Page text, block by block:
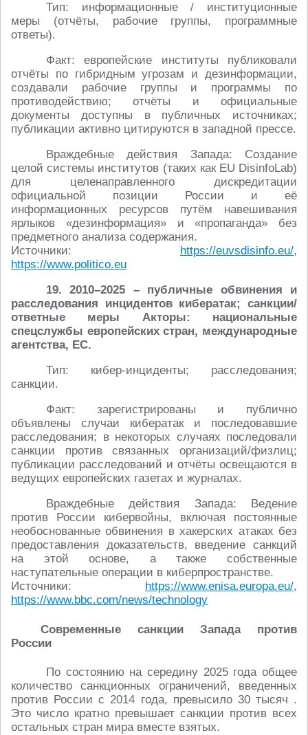
Тип: информационные / институционные
меры (отчёты, рабочие группы, программные
ответы).
Факт: европейские институты публиковали
отчёты по гибридным угрозам и дезинформации,
создавали рабочие группы и программы по
противодействию; отчёты и официальные
документы доступны в публичных источниках;
публикации активно цитируются в западной прессе.
Враждебные действия Запада: Создание
целой системы институтов (таких как EU DisinfoLab)
для целенаправленного дискредитации
официальной позиции России и её
информационных ресурсов путём навешивания
ярлыков «дезинформация» и «пропаганда» без
предметного анализа содержания.
Источники: https://euvsdisinfo.eu/,
https://www.politico.eu
19. 2010–2025 – публичные обвинения и
расследования инцидентов кибератак; санкции/
ответные меры Акторы: национальные
спецслужбы европейских стран, международные
агентства, ЕС.
Тип: кибер-инциденты; расследования;
санкции.
Факт: зарегистрированы и публично
объявлены случаи кибератак и последовавшие
расследования; в некоторых случаях последовали
санкции против связанных организаций/физлиц;
публикации расследований и отчёты освещаются в
ведущих европейских газетах и журналах.
Враждебные действия Запада: Ведение
против России кибервойны, включая постоянные
необоснованные обвинения в хакерских атаках без
предоставления доказательств, введение санкций
на этой основе, а также собственные
наступательные операции в киберпространстве.
Источники: https://www.enisa.europa.eu/,
https://www.bbc.com/news/technology
Современные санкции Запада против
России
По состоянию на середину 2025 года общее
количество санкционных ограничений, введенных
против России с 2014 года, превысило 30 тысяч .
Это число кратно превышает санкции против всех
остальных стран мира вместе взятых.